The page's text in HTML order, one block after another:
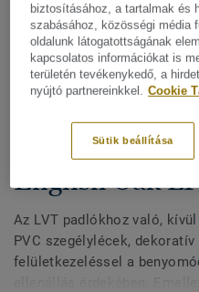
All Accessories|Befejező
Kívül
szegélylécek
English Oak
Az LVT padlókhoz való,
PVC szegélylécek,
felületkezeléssel a
biztosításához, a tartalmak és
szabásához, közösségi média
oldalunk látogatottságának
kapcsolatos információkat is
területén tevékenykedő, a
nyújtó partnereinkkel. Cookie
Sütik beállítása